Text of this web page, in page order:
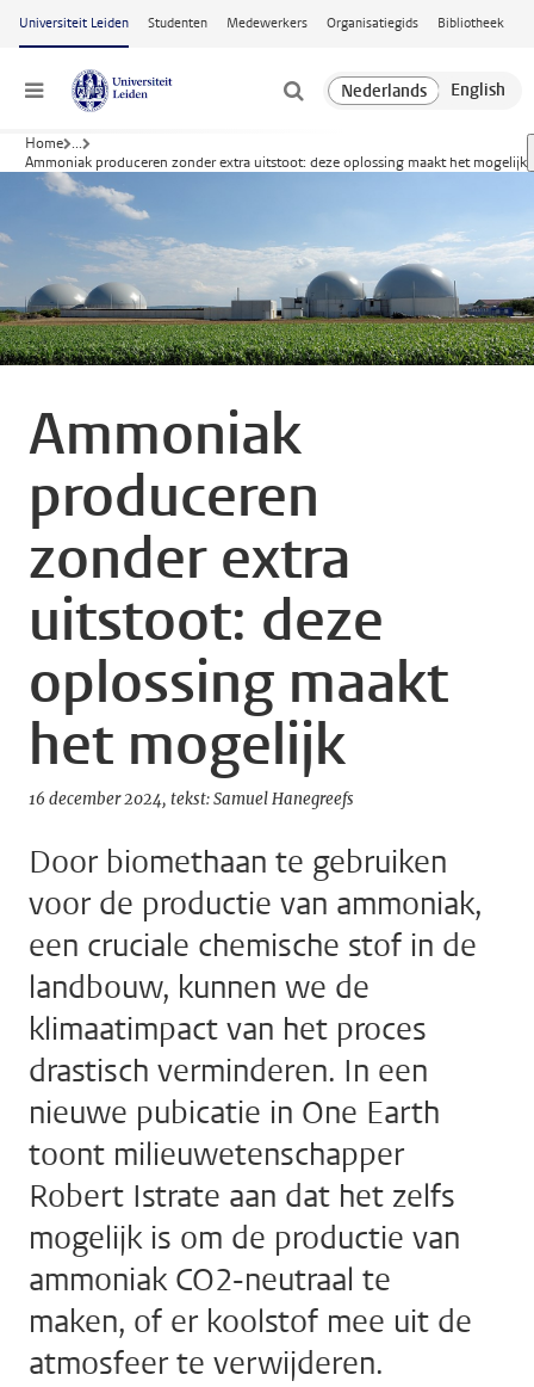
Ga naar hoofdinhoud
Universiteit Leiden Studenten Medewerkers Organisatiegids Bibliotheek
Menu
Home ...
Ammoniak produceren zonder extra uitstoot: deze oplossing maakt het mogelijk
Ammoniak
produceren
zonder extra
uitstoot: deze
oplossing maakt
het mogelijk
16 december 2024 tekst: Samuel Hanegreefs
Door biomethaan te gebruiken
voor de productie van ammoniak,
een cruciale chemische stof in de
landbouw, kunnen we de
klimaatimpact van het proces
drastisch verminderen. In een
nieuwe pubicatie in One Earth
toont milieuwetenschapper
Robert Istrate aan dat het zelfs
mogelijk is om de productie van
ammoniak CO2-neutraal te
maken, of er koolstof mee uit de
atmosfeer te verwijderen.